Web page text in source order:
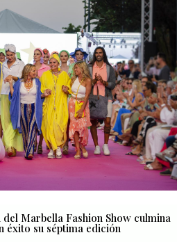
del Marbella Fashion Show culmina
éxito su séptima edición